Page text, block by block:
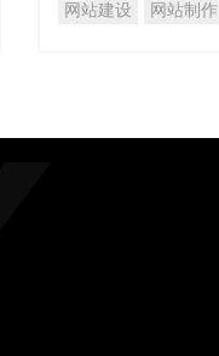
网站建设 网站制作